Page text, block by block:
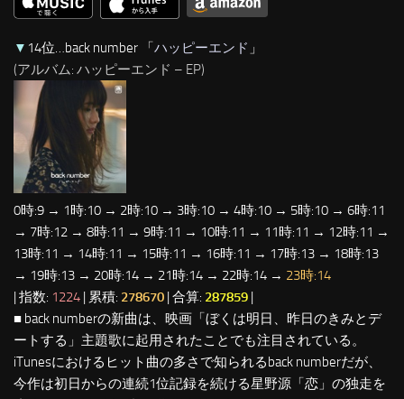
▼ 14位…back number 「ハッピーエンド 」
(アルバム: ハッピーエンド – EP)
0時:9 → 1時:10 → 2時:10 → 3時:10 → 4時:10 → 5時:10 → 6時:11
→ 7時:12 → 8時:11 → 9時:11 → 10時:11 → 11時:11 → 12時:11 →
13時:11 → 14時:11 → 15時:11 → 16時:11 → 17時:13 → 18時:13
→ 19時:13 → 20時:14 → 21時:14 → 22時:14 → 23時:14
| 指数: 1224 | 累積: 278670 | 合算: 287859 |
■ back numberの新曲は、映画「ぼくは明日、昨日のきみとデ
ートする」主題歌に起用されたことでも注目されている。
iTunesにおけるヒット曲の多さで知られるback numberだが、
今作は初日からの連続1位記録を続ける星野源「恋」の独走を